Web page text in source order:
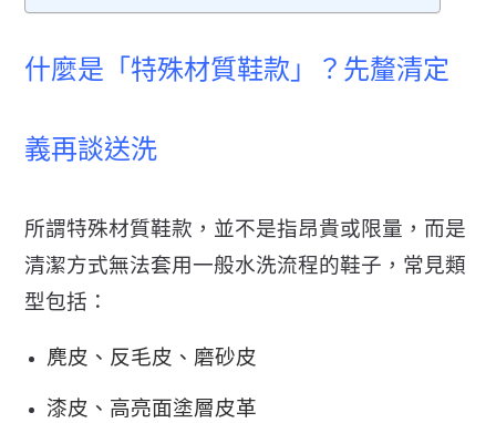
什麼是「特殊材質鞋款」？先釐清定
義再談送洗
所謂特殊材質鞋款，並不是指昂貴或限量， 而是
清潔方式無法套用一般水洗流程的鞋子，常見類
型包括：
麂皮、反毛皮、磨砂皮
漆皮、高亮面塗層皮革